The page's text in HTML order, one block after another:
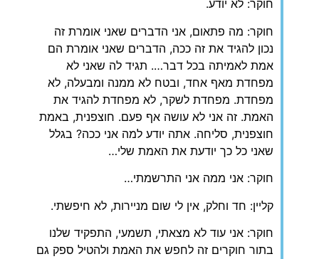
חוקר: לא יודע.
חוקר: מה פתאום, אני הדברים שאני אומרת זה
נכון להגיד את זה ככה, הדברים שאני אומרת הם
אמת לאמיתה בכל דבר…. תגיד לה שאני לא
מפחדת מאף אחד, ובטח לא ממנה ומבעלה, לא
מפחדת. מפחדת לשקר, לא מפחדת להגיד את
האמת. זה אני לא עושה אף פעם. חוצפנית, באמת
חוצפנית, סליחה. אתה יודע למה אני ככה? בגלל
שאני כל כך יודעת את האמת שלי…
חוקר: אני ממה אני התרשמתי…
קליין: חד וחלק, אין לי שום מניירות, לא חיפשתי.
חוקר: אני עוד לא מצאתי, תשמעי, התפקיד שלנו
בתור חוקרים זה לחפש את האמת ולהטיל ספק גם